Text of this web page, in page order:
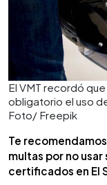
El VMT recordó
obligatorio el uso
Foto/ Freepik
Te
multas por no
certificados en El